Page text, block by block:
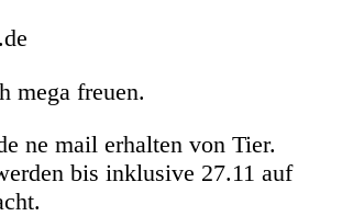
mega freuen.
ne mail erhalten von Tier.
bis inklusive 27.11 auf